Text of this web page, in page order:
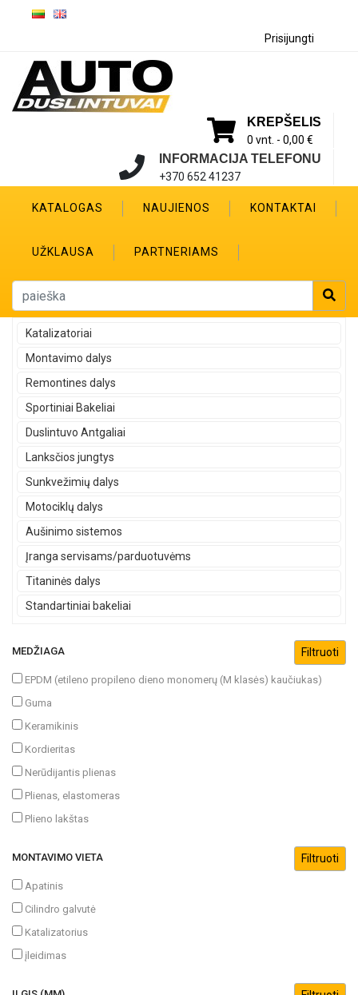
Prisijungti
KREPŠELIS
0 vnt. - 0,00 €
INFORMACIJA TELEFONU
+370 652 41237
KATALOGAS NAUJIENOS KONTAKTAI
UŽKLAUSA PARTNERIAMS
Katalizatoriai
Montavimo dalys
Remontines dalys
Sportiniai Bakeliai
Duslintuvo Antgaliai
Lanksčios jungtys
Sunkvežimių dalys
Motociklų dalys
Aušinimo sistemos
Įranga servisams/parduotuvėms
Titaninės dalys
Standartiniai bakeliai
MEDŽIAGA
EPDM (etileno propileno dieno monomerų (M klasės) kaučiukas)
Guma
Keramikinis
Kordieritas
Nerūdijantis plienas
Plienas, elastomeras
Plieno lakštas
MONTAVIMO VIETA
Apatinis
Cilindro galvutė
Katalizatorius
įleidimas